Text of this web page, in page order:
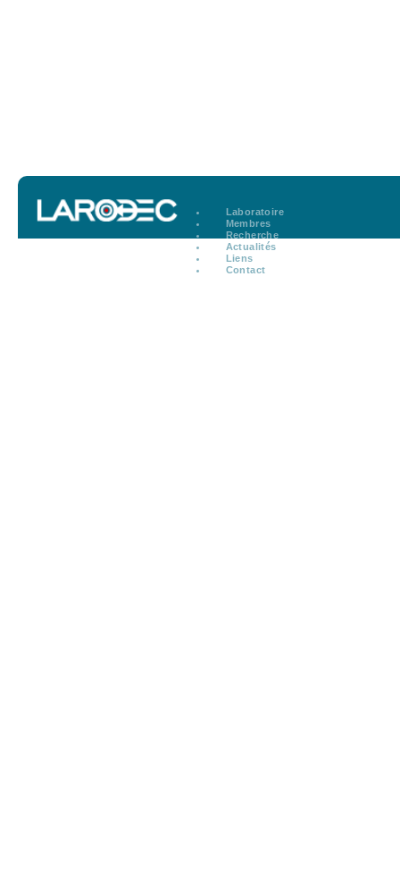
Laboratoire
Membres
Recherche
Actualités
Liens
Contact